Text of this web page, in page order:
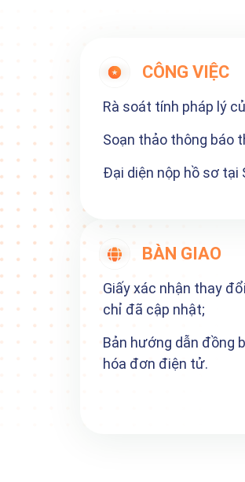
CÔNG VIỆC
Rà soát tính pháp lý
Soạn thảo thông báo
Đại diện nộp hồ sơ tại
BÀN GIAO
Giấy xác nhận thay
chỉ đã cập nhật;
Bản hướng dẫn đồng
hóa đơn điện tử.